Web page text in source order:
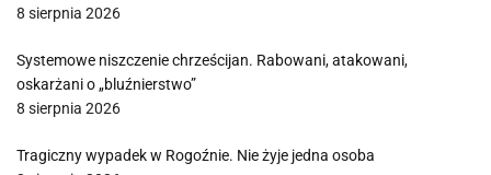
8 sierpnia 2026
Systemowe niszczenie chrześcijan. Rabowani, atakowani,
oskarżani o „bluźnierstwo”
8 sierpnia 2026
Tragiczny wypadek w Rogoźnie. Nie żyje jedna osoba